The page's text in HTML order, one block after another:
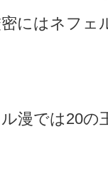
にはネフェ
漫では20の